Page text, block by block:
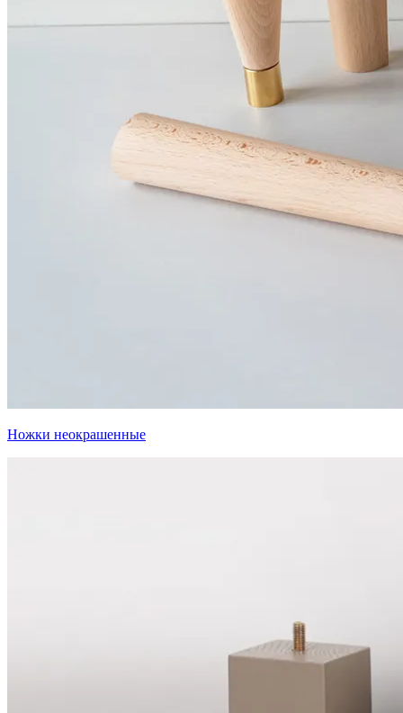
Ножки неокрашенные